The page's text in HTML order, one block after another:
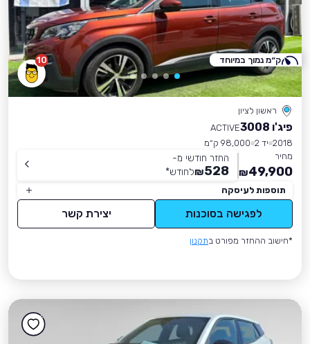
10
ראשון לציון
פיג'ו 3008
ACTIVE
2018 יד 2
98,000 ק״מ
מחיר
49,900
₪
החזר חודשי מ-
528
₪לחודש*
תוספות לעיסקה
לפגישה בסוכנות יצירת קשר
*חישוב ההחזר מפורט בתקנון
ק״מ נמוך במיוחד